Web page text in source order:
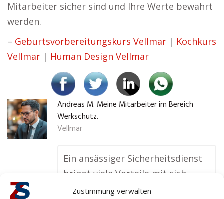
Zustimmung verwalten
Mitarbeiter sicher sind und Ihre Werte bewahrt
werden.
– Geburtsvorbereitungskurs Vellmar | Kochkurs
Vellmar | Human Design Vellmar
Andreas M. Meine Mitarbeiter im Bereich
Werkschutz.
Vellmar
Ein ansässiger Sicherheitsdienst
bringt viele Vorteile mit sich,
insbesondere im Werkschutz. Die